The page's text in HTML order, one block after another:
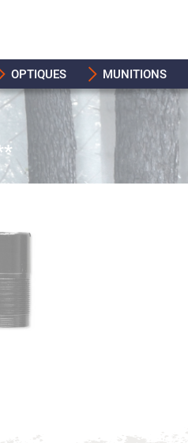
OPTIQUES MUNITIONS